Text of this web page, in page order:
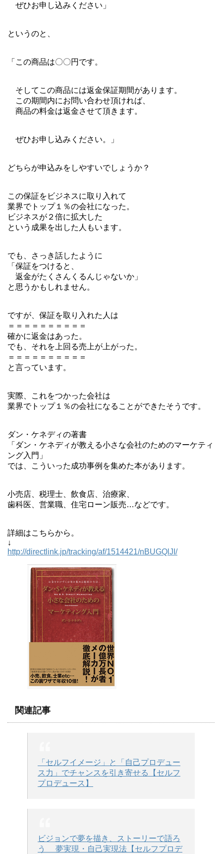
ぜひお申し込みください」
というのと、
「この商品は〇〇円です。
そしてこの商品には返金保証期間があります。
この期間内にお問い合わせ頂ければ、
商品の料金は返金させて頂きます。
ぜひお申し込みください。」
どちらが申込みをしやすいでしょうか？
この保証をビジネスに取り入れて
業界でトップ１％の会社になった。
ビジネスが２倍に拡大した
という成果を出した人もいます。
でも、さっき話したように
「保証をつけると、
返金がたくさんくるんじゃないか」
と思うかもしれません。
ですが、保証を取り入れた人は
＝＝＝＝＝＝＝＝＝＝
確かに返金はあった。
でも、それを上回る売上が上がった。
＝＝＝＝＝＝＝＝＝＝
と言っています。
実際、これをつかった会社は
業界でトップ１％の会社になることができたそうです。
ダン・ケネディの著書
「ダン・ケネディが教える小さな会社のためのマーケティ
ング入門」
では、こういった成功事例を集めた本があります。
小売店、税理士、飲食店、治療家、
歯科医、営業職、住宅ローン販売…などです。
詳細はこちらから。
↓
http://directlink.jp/tracking/af/1514421/nBUGQlJI/
関連記事
「セルフイメージ」と「自己プロデュー
ス力」でチャンスを引き寄せる【セルフ
プロデュース】
ビジョンで夢を描き、ストーリーで語ろ
う 夢実現・自己実現法【セルフプロデ